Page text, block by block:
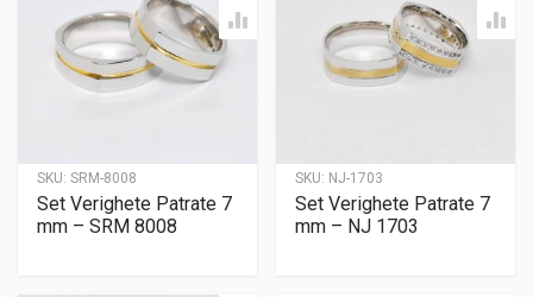
SKU: SRM-8008
Set Verighete Patrate 7
mm – SRM 8008
SKU: NJ-1703
Set Verighete Patrate 7
mm – NJ 1703